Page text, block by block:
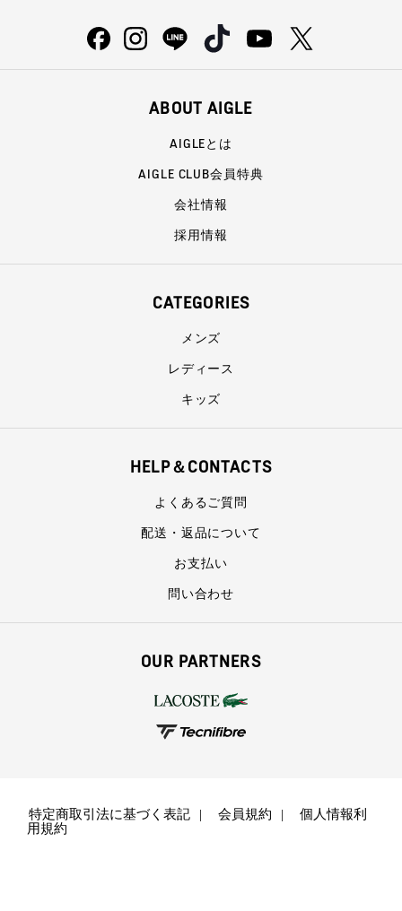
ABOUT AIGLE
AIGLEとは
AIGLE CLUB会員特典
会社情報
採用情報
CATEGORIES
メンズ
レディース
キッズ
HELP＆CONTACTS
よくあるご質問
配送・返品について
お支払い
問い合わせ
OUR PARTNERS
特定商取引法に基づく表記 会員規約
個人情報利
用規約